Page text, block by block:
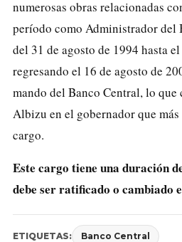
numerosas obras relacionadas
período como Administrador del
del 31 de agosto de 1994 hasta
regresando el 16 de agosto de
mando del Banco Central, lo que
Albizu en el gobernador que
cargo.
Este cargo tiene una duración
debe ser ratificado o cambiado
ETIQUETAS: Banco Central